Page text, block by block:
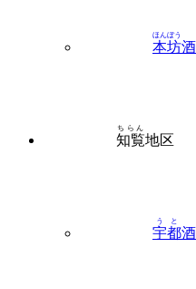
本坊
ほんぼう
知覧
ちらん
地区
宇都
うと